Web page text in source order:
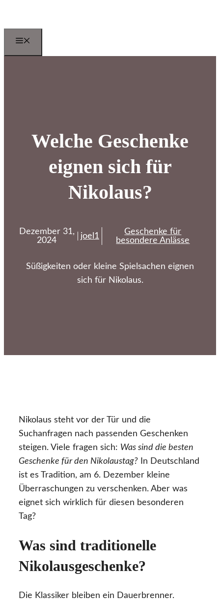
springen
Welche Geschenke
eignen sich für
Nikolaus?
Dezember 31,
2024
joel1
Geschenke für
besondere Anlässe
Süßigkeiten oder kleine Spielsachen eignen
sich für Nikolaus.
Nikolaus steht vor der Tür und die
Suchanfragen nach passenden Geschenken
steigen. Viele fragen sich: Was sind die besten
Geschenke für den Nikolaustag? In Deutschland
ist es Tradition, am 6. Dezember kleine
Überraschungen zu verschenken. Aber was
eignet sich wirklich für diesen besonderen
Tag?
Was sind traditionelle
Nikolausgeschenke?
Die Klassiker bleiben ein Dauerbrenner.